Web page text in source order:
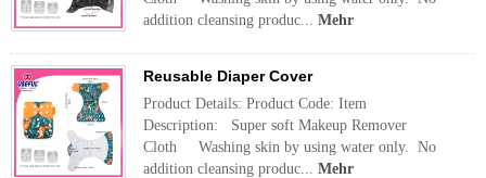
addition cleansing produc... Mehr
Reusable Diaper Cover
Product Details: Product Code: Item
Description: Super soft Makeup Remover
Cloth Washing skin by using water only. No
addition cleansing produc... Mehr